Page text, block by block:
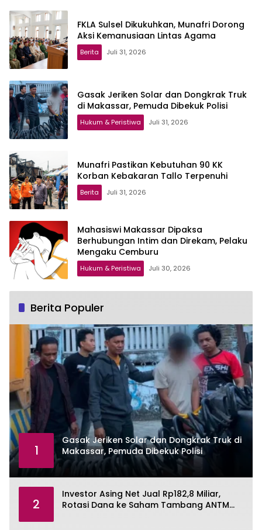
FKLA Sulsel Dikukuhkan, Munafri Dorong
Aksi Kemanusiaan Lintas Agama
Berita Juli 31, 2026
Gasak Jeriken Solar dan Dongkrak Truk
di Makassar, Pemuda Dibekuk Polisi
Hukum & Peristiwa Juli 31, 2026
Munafri Pastikan Kebutuhan 90 KK
Korban Kebakaran Tallo Terpenuhi
Berita Juli 31, 2026
Mahasiswi Makassar Dipaksa
Berhubungan Intim dan Direkam, Pelaku
Mengaku Cemburu
Hukum & Peristiwa Juli 30, 2026
Berita Populer
1
Gasak Jeriken Solar dan Dongkrak Truk di
Makassar, Pemuda Dibekuk Polisi
2
Investor Asing Net Jual Rp182,8 Miliar,
Rotasi Dana ke Saham Tambang ANTM